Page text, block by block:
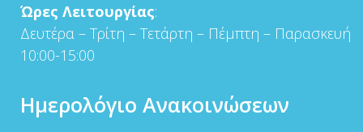
Ώρες Λειτουργίας:
Δευτέρα – Τρίτη – Τετάρτη – Πέμπτη – Παρασκευή
10:00-15:00
Ημερολόγιο Ανακοινώσεων